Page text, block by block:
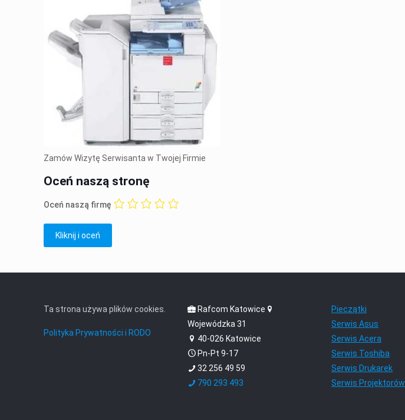
Zamów Wizytę Serwisanta w Twojej Firmie
Oceń naszą stronę
Oceń naszą firmę
Ta strona używa plików cookies.
Polityka Prywatności i RODO
Rafcom Katowice
Wojewódzka 31
40-026 Katowice
Pn-Pt 9-17
32 256 49 59
790 293 493
Pieczątki
Serwis Asus
Serwis Acera
Serwis Toshiba
Serwis Drukarek
Serwis Projektorów